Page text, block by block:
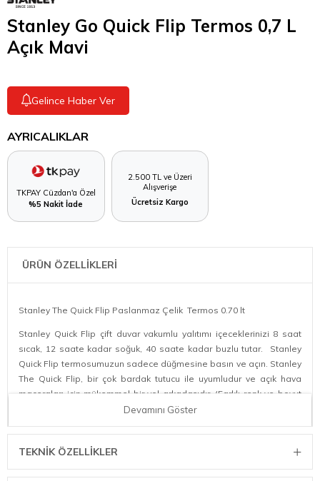
Stanley Go Quick Flip Termos 0,7 L
Açık Mavi
Gelince Haber Ver
AYRICALIKLAR
TKPAY Cüzdan'a Özel
%5 Nakit İade
2.500 TL ve Üzeri
Alışverişe
Ücretsiz Kargo
ÜRÜN ÖZELLİKLERİ
Stanley The Quick Flip Paslanmaz Çelik Termos 0.70 lt
Stanley Quick Flip çift duvar vakumlu yalıtımı içeceklerinizi 8 saat
sıcak, 12 saate kadar soğuk, 40 saate kadar buzlu tutar. Stanley
Quick Flip termosumuzun sadece düğmesine basın ve açın. Stanley
The Quick Flip, bir çok bardak tutucu ile uyumludur ve açık hava
maceraları için mükemmel bir yol arkadaşıdır. (Farklı renk ve boyut
seçenekleri bulunmaktadır.)
Stanley Quick Flip Ürün Özellikleri
Çift duvar vakumlu yalıtım, 18/8 paslanmaz çelik
Düğmesine basın açın - için - kapatın
Devamını Göster
TEKNIK ÖZELLIKLER